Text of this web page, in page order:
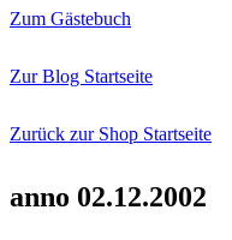
Zum Gästebuch
Zur Blog Startseite
Zurück zur Shop Startseite
anno 02.12.2002